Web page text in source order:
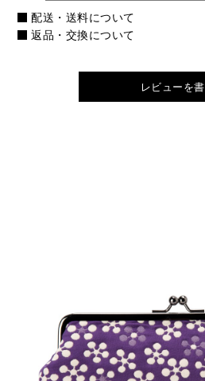
配送・送料について
返品・交換について
レビューを書